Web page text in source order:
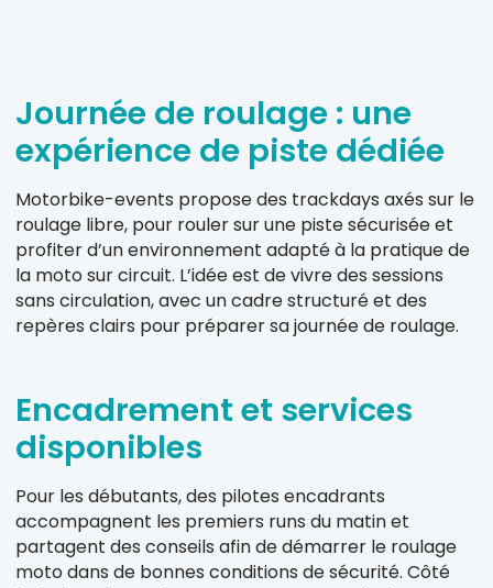
Journée de roulage : une
expérience de piste dédiée
Motorbike-events propose des trackdays axés sur le
roulage libre, pour rouler sur une piste sécurisée et
profiter d’un environnement adapté à la pratique de
la moto sur circuit. L’idée est de vivre des sessions
sans circulation, avec un cadre structuré et des
repères clairs pour préparer sa journée de roulage.
Encadrement et services
disponibles
Pour les débutants, des pilotes encadrants
accompagnent les premiers runs du matin et
partagent des conseils afin de démarrer le roulage
moto dans de bonnes conditions de sécurité. Côté